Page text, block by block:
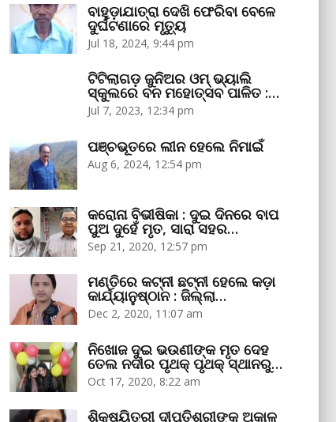
ବାହୁଡ଼ାଯାତ୍ରା ଦେଖି ଫେରିବା ବେଳେ
ଦୁର୍ଘଟଣାରେ ମୃତ୍ୟୁ
Jul 18, 2024, 9:44 pm
ଟିଟିଲାଗଡ଼ ଜୁନିଅର ଓମ୍‌ ଭ୍ୟାଲି
ସ୍କୁଲରେ ବନ ମହୋତ୍ସବ ପାଳିତ :…
Jul 7, 2023, 12:34 pm
ପଞ୍ଚଭୂତରେ ଲୀନ ହେଲେ ନିମାଇଁ
Aug 6, 2024, 12:54 pm
କରୋନା ବିଭୀଷିକା : ଦୁଇ ଦିନରେ ବାପ
ପୁଅ ଦୁହେଁ ମୃତ, ସାରା ସହର…
Sep 21, 2020, 12:57 pm
ମଣ୍ତିରେ କଟ୍‌ନୀ ଛଟ୍‌ନୀ ହେଲେ କଡ଼ା
କାର୍ଯ୍ୟାନୁଷ୍ଠାନ : ଜିଲ୍ଲା…
Dec 2, 2020, 11:07 am
ନିଖୋଜ ଦୁଇ ଭଉଣୀଙ୍କ ମୃତ ଦେହ
ତେଲ ନଦୀର ପୃଥକ୍‌ ପୃଥକ୍‌ ସ୍ଥାନରୁ…
Oct 17, 2020, 8:22 am
ଶିକ୍ଷୟିତ୍ରୀ ଦୀପ୍ତିଶ୍ରୀଙ୍କ ଅକାଳ